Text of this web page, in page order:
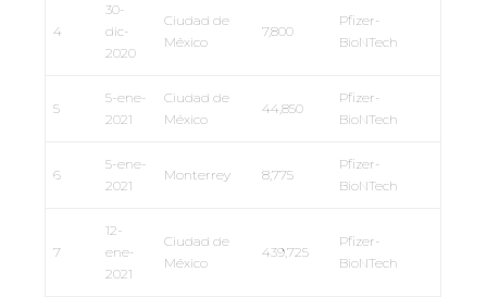
4
30-
dic-
2020
Ciudad de
México
7,800
Pfizer-
BioNTech
5
5-ene-
2021
Ciudad de
México
44,850
Pfizer-
BioNTech
6
5-ene-
2021
Monterrey 8,775
Pfizer-
BioNTech
7
12-
ene-
2021
Ciudad de
México
439,725
Pfizer-
BioNTech